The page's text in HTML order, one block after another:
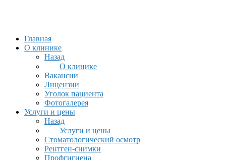
Главная
О клинике
Назад
О клинике
Вакансии
Лицензии
Уголок пациента
Фотогалерея
Услуги и цены
Назад
Услуги и цены
Стоматологический осмотр
Рентген-снимки
Профгигиена